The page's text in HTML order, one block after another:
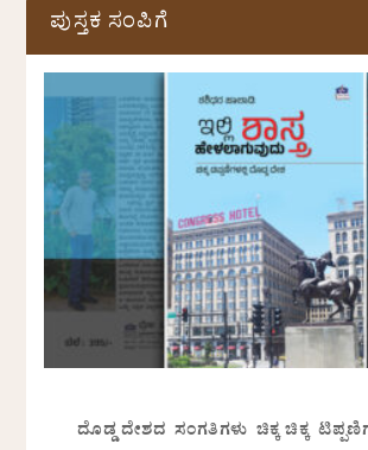
ಪುಸ್ತಕ ಸಂಪಿಗೆ
ದೊಡ್ಡ ದೇಶದ ಸಂಗತಿಗಳು ಚಿಕ್ಕ ಚಿಕ್ಕ